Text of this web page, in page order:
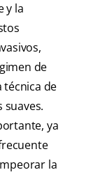
y la
de
técnica de
ya
la